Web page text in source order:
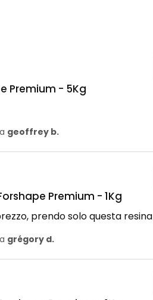
Premium - 5Kg
geoffrey b.
Premium - 1Kg
prendo solo questa resina
grégory d.